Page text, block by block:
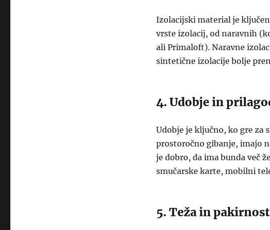
Izolacijski material je
vrste izolacij, od naravnih
ali Primaloft). Naravne
sintetične izolacije bolje
4. Udobje in
Udobje je ključno, ko gre za
prostoročno gibanje, imajo
je dobro, da ima bunda več
smučarske karte, mobilni
5. Teža in pakirnost